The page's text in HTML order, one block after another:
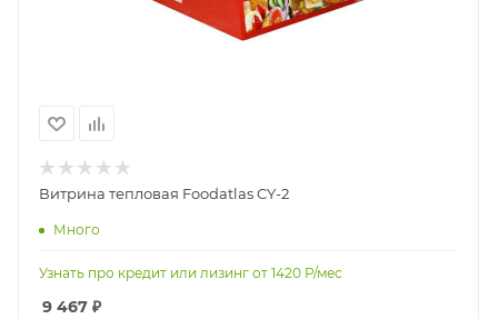
Витрина тепловая Foodatlas CY-2
Много
Узнать про кредит или лизинг от 1420 Р/мес
9 467 ₽